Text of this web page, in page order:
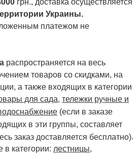
грн., доставка осуществляется
Украины.
платежом не
распространяется на весь
товаров со скидками, на
а также входящих в категории
для сада, тележки ручные и
(если в заказе
в эти группы, составляет
заказ доставляется бесплатно).
категории: лестницы,